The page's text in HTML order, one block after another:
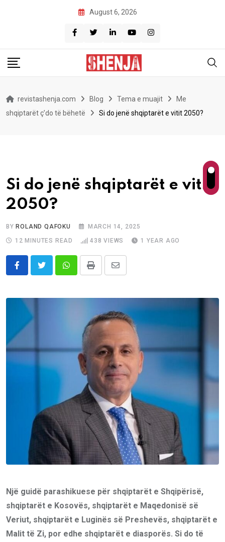
August 6, 2026
revistashenja.com Blog Tema e muajit
Me
shqiptarët ç’do të bëhetë
Si do jenë shqiptarët e vitit 2050?
Si do jenë shqiptarët e vitit
2050?
BY ROLAND QAFOKU
MARCH 14, 2025
12 MINUTES READ
438 VIEWS 1 YEAR AGO
WhatsappPrint
Share
Email
Një guidë parashikuese për shqiptarët e Shqipërisë,
shqiptarët e Kosovës, shqiptarët e Maqedonisë së
Veriut, shqiptarët e Luginës së Preshevës, shqiptarët e
Malit të Zi, por edhe shqiptarët e diasporës. Si do të